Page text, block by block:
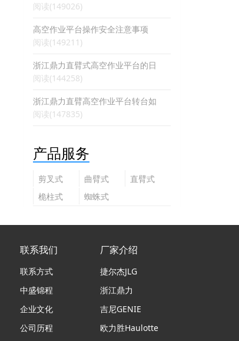
阅读(149026)
高空作业平台操作安全注意事项
阅读(149211)
浙江鼎力直臂式高空作业平台的日
阅读(144258)
浙江鼎力直臂高空作业平台转台如
阅读(147835)
产品服务
剪叉式
高空作
业平台
曲臂式
高空作
业平台
直臂式
桅柱式
业平台
蜘蛛式
业平台
联系我们
联系方式
中盛锦程
企业文化
公司历程
厂家介绍
捷尔杰JLG
浙江鼎力
吉尼GENIE
欧力胜Haulotte